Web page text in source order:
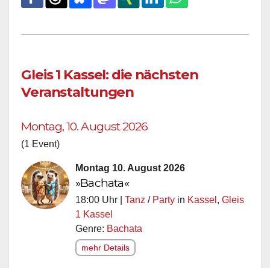
Gleis 1 Kassel: die nächsten
Veranstaltungen
Montag, 10. August 2026
(1 Event)
Montag 10. August 2026
»Bachata«
18:00 Uhr | Tanz / Party in Kassel , Gleis
1 Kassel
Genre: Bachata
mehr Details